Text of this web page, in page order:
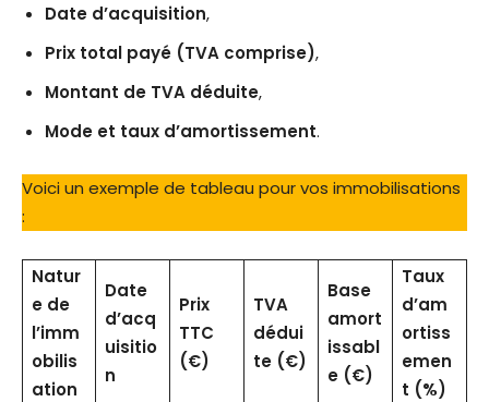
Date d’acquisition,
Prix total payé (TVA comprise),
Montant de TVA déduite,
Mode et taux d’amortissement.
Voici un exemple de tableau pour vos immobilisations
:
Natur
e de
l’imm
obilis
ation
Date
d’acq
uisitio
n
Prix
TTC
(€)
TVA
dédui
te (€)
Base
amort
issabl
e (€)
Taux
d’am
ortiss
emen
t (%)